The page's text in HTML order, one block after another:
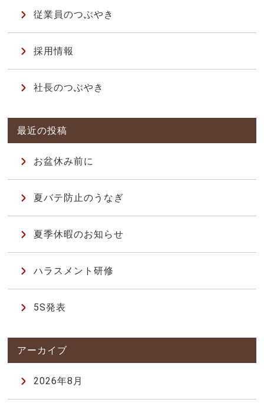
従業員のつぶやき
採用情報
社長のつぶやき
お盆休み前に
夏バテ防止のうなぎ
夏季休暇のお知らせ
ハラスメント研修
5S発表
2026年8月